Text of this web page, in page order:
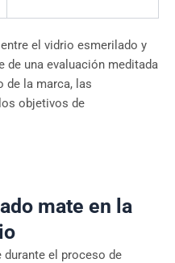
el vidrio esmerilado y
de una evaluación meditada
de la marca, las
objetivos de
mate en la
durante el proceso de